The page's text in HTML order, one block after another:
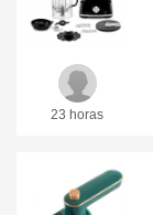
23 horas